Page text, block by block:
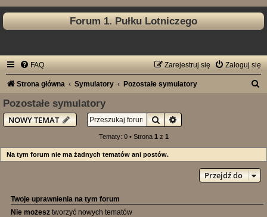
Forum 1. Pułku Lotniczego
FAQ Zaloguj się
Zarejestruj się
Strona główna Symulatory Pozostałe symulatory
a
j
Pozostałe symulatory
NOWY TEMAT
SzukajWyszukiwanie
Tematy: 0 • Strona 1 z 1
Na tym forum nie ma żadnych tematów ani postów.
Przejdź do
Twoje uprawnienia na tym forum
Nie możesz tworzyć nowych tematów